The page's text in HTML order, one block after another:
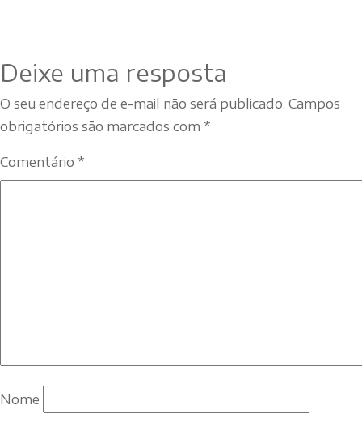
Deixe uma resposta
O seu endereço de e-mail não será publicado. Campos
obrigatórios são marcados com *
Comentário *
Nome